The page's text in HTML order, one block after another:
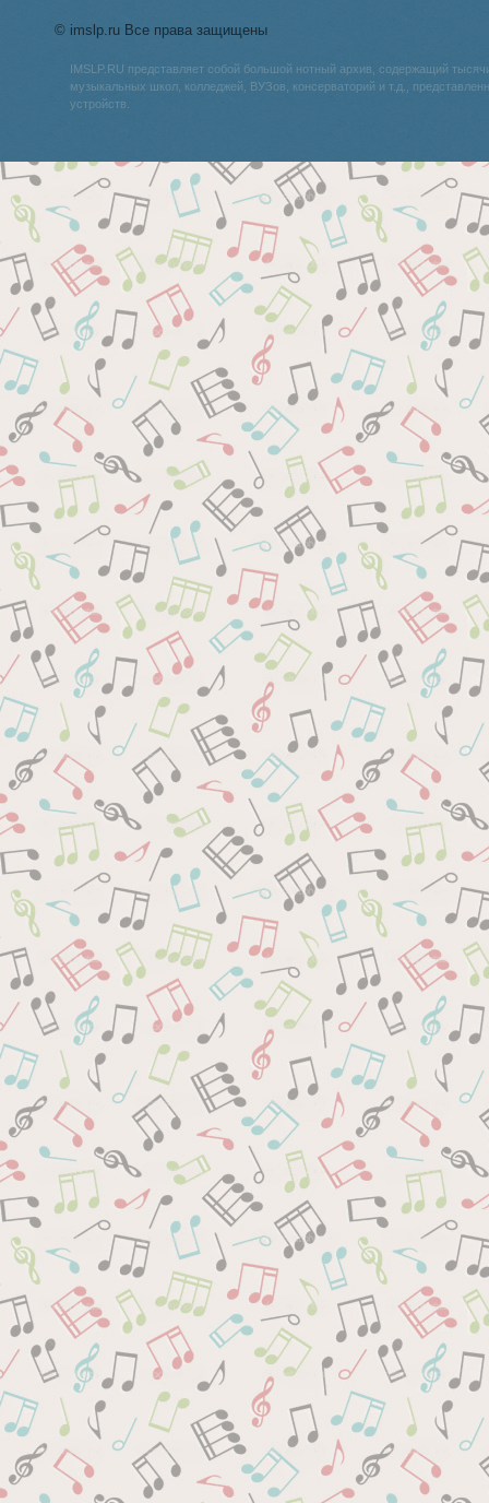
© imslp.ru Все права защищены
IMSLP.RU представляет собой большой нотный архив, содержащий
музыкальных школ, колледжей, ВУЗов, консерваторий и т.д.,
устройств.